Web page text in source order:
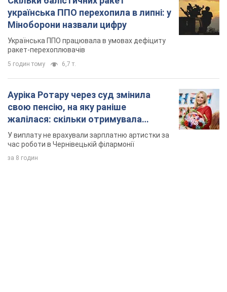
свою пенсію, на яку раніше
жалілася: скільки отримувала
співачка
час роботи в Чернівецькій філармонії